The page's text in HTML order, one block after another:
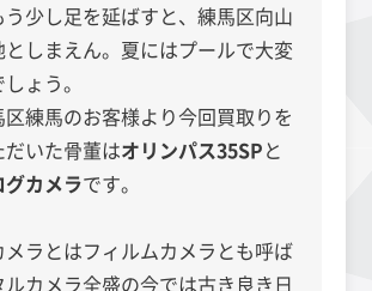
う少し足を延ばすと、練馬区向山
としまえん。夏にはプールで大変
ょう。
練馬のお客様より今回買取りを
いた骨董はオリンパス35SPと
グカメラです。
メラとはフィルムカメラとも呼ば
カメラ全盛の今では古き良き日